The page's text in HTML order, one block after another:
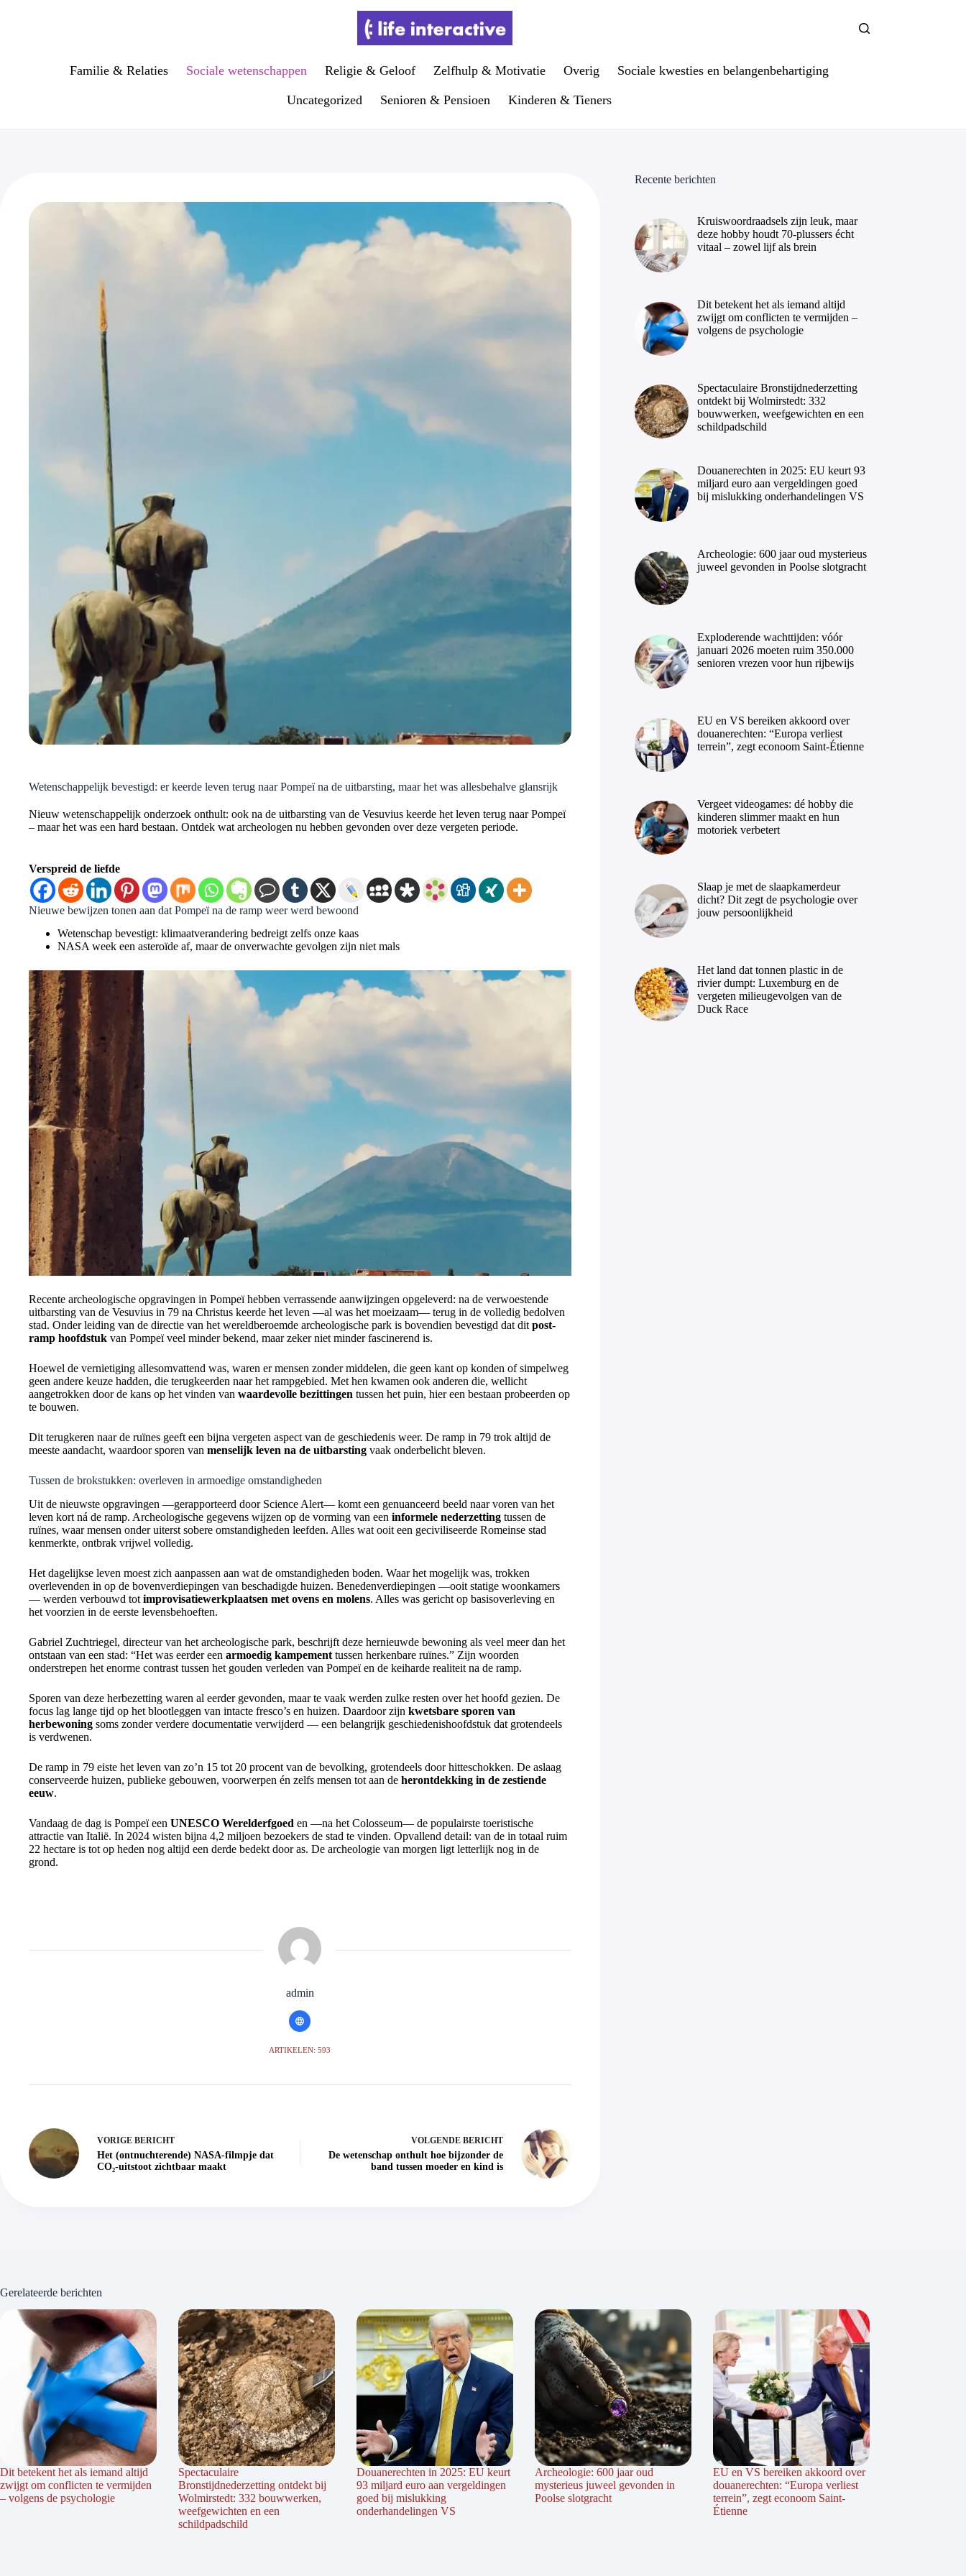
Familie & Relaties Sociale wetenschappen Religie & Geloof Zelfhulp & Motivatie Overig Sociale kwesties en belangenbehartiging
Uncategorized Senioren & Pensioen Kinderen & Tieners
Wetenschappelijk bevestigd: er keerde leven terug naar Pompeï na de uitbarsting, maar het was allesbehalve glansrijk
Nieuw wetenschappelijk onderzoek onthult: ook na de uitbarsting van de Vesuvius keerde het leven terug naar Pompeï
– maar het was een hard bestaan. Ontdek wat archeologen nu hebben gevonden over deze vergeten periode.
Verspreid de liefde
Nieuwe bewijzen tonen aan dat Pompeï na de ramp weer werd bewoond
Wetenschap bevestigt: klimaatverandering bedreigt zelfs onze kaas
NASA week een asteroïde af, maar de onverwachte gevolgen zijn niet mals
Recente archeologische opgravingen in Pompeï hebben verrassende aanwijzingen opgeleverd: na de verwoestende
uitbarsting van de Vesuvius in 79 na Christus keerde het leven —al was het moeizaam— terug in de volledig bedolven
stad. Onder leiding van de directie van het wereldberoemde archeologische park is bovendien bevestigd dat dit post-
ramp hoofdstuk van Pompeï veel minder bekend, maar zeker niet minder fascinerend is.
Hoewel de vernietiging allesomvattend was, waren er mensen zonder middelen, die geen kant op konden of simpelweg
geen andere keuze hadden, die terugkeerden naar het rampgebied. Met hen kwamen ook anderen die, wellicht
aangetrokken door de kans op het vinden van waardevolle bezittingen tussen het puin, hier een bestaan probeerden op
te bouwen.
Dit terugkeren naar de ruïnes geeft een bijna vergeten aspect van de geschiedenis weer. De ramp in 79 trok altijd de
meeste aandacht, waardoor sporen van menselijk leven na de uitbarsting vaak onderbelicht bleven.
Tussen de brokstukken: overleven in armoedige omstandigheden
Uit de nieuwste opgravingen —gerapporteerd door Science Alert— komt een genuanceerd beeld naar voren van het
leven kort ná de ramp. Archeologische gegevens wijzen op de vorming van een informele nederzetting tussen de
ruïnes, waar mensen onder uiterst sobere omstandigheden leefden. Alles wat ooit een geciviliseerde Romeinse stad
kenmerkte, ontbrak vrijwel volledig.
Het dagelijkse leven moest zich aanpassen aan wat de omstandigheden boden. Waar het mogelijk was, trokken
overlevenden in op de bovenverdiepingen van beschadigde huizen. Benedenverdiepingen —ooit statige woonkamers
— werden verbouwd tot improvisatiewerkplaatsen met ovens en molens. Alles was gericht op basisoverleving en
het voorzien in de eerste levensbehoeften.
Gabriel Zuchtriegel, directeur van het archeologische park, beschrijft deze hernieuwde bewoning als veel meer dan het
ontstaan van een stad: “Het was eerder een armoedig kampement tussen herkenbare ruïnes.” Zijn woorden
onderstrepen het enorme contrast tussen het gouden verleden van Pompeï en de keiharde realiteit na de ramp.
Sporen van deze herbezetting waren al eerder gevonden, maar te vaak werden zulke resten over het hoofd gezien. De
focus lag lange tijd op het blootleggen van intacte fresco’s en huizen. Daardoor zijn kwetsbare sporen van
herbewoning soms zonder verdere documentatie verwijderd — een belangrijk geschiedenishoofdstuk dat grotendeels
is verdwenen.
De ramp in 79 eiste het leven van zo’n 15 tot 20 procent van de bevolking, grotendeels door hitteschokken. De aslaag
conserveerde huizen, publieke gebouwen, voorwerpen én zelfs mensen tot aan de herontdekking in de zestiende
eeuw.
Vandaag de dag is Pompeï een UNESCO Werelderfgoed en —na het Colosseum— de populairste toeristische
attractie van Italië. In 2024 wisten bijna 4,2 miljoen bezoekers de stad te vinden. Opvallend detail: van de in totaal ruim
22 hectare is tot op heden nog altijd een derde bedekt door as. De archeologie van morgen ligt letterlijk nog in de
grond.
admin
ARTIKELEN: 593
VORIGE BERICHT
Het (ontnuchterende) NASA-filmpje dat
CO₂-uitstoot zichtbaar maakt
VOLGENDE BERICHT
De wetenschap onthult hoe bijzonder de
band tussen moeder en kind is
Recente berichten
Kruiswoordraadsels zijn leuk, maar
deze hobby houdt 70-plussers écht
vitaal – zowel lijf als brein
Dit betekent het als iemand altijd
zwijgt om conflicten te vermijden –
volgens de psychologie
Spectaculaire Bronstijdnederzetting
ontdekt bij Wolmirstedt: 332
bouwwerken, weefgewichten en een
schildpadschild
Douanerechten in 2025: EU keurt 93
miljard euro aan vergeldingen goed
bij mislukking onderhandelingen VS
Archeologie: 600 jaar oud mysterieus
juweel gevonden in Poolse slotgracht
Exploderende wachttijden: vóór
januari 2026 moeten ruim 350.000
senioren vrezen voor hun rijbewijs
EU en VS bereiken akkoord over
douanerechten: “Europa verliest
terrein”, zegt econoom Saint-Étienne
Vergeet videogames: dé hobby die
kinderen slimmer maakt en hun
motoriek verbetert
Slaap je met de slaapkamerdeur
dicht? Dit zegt de psychologie over
jouw persoonlijkheid
Het land dat tonnen plastic in de
rivier dumpt: Luxemburg en de
vergeten milieugevolgen van de
Duck Race
Gerelateerde berichten
Dit betekent het als iemand altijd
zwijgt om conflicten te vermijden
– volgens de psychologie
Spectaculaire
Bronstijdnederzetting ontdekt bij
Wolmirstedt: 332 bouwwerken,
weefgewichten en een
schildpadschild
Douanerechten in 2025: EU keurt
93 miljard euro aan vergeldingen
goed bij mislukking
onderhandelingen VS
Archeologie: 600 jaar oud
mysterieus juweel gevonden in
Poolse slotgracht
EU en VS bereiken akkoord over
douanerechten: “Europa verliest
terrein”, zegt econoom Saint-
Étienne